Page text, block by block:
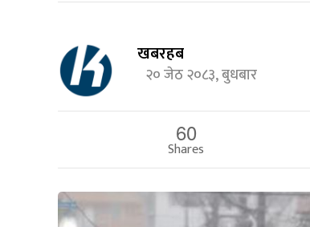
खबरहब
२० जेठ २०८३, बुधबार
60
Shares